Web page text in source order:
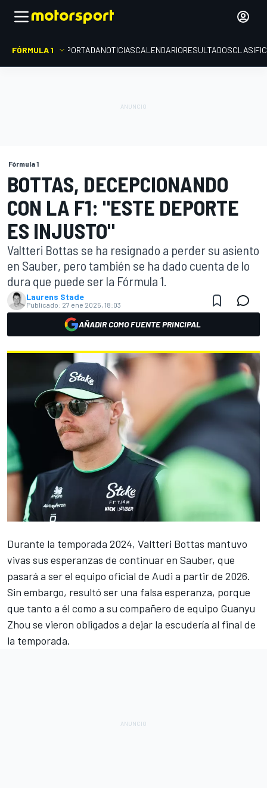
FÓRMULA 1 PORTADANOTICIASCALENDARIORESULTADOS
Fórmula 1
BOTTAS, DECEPCIONANDO
CON LA F1: "ESTE DEPORTE
ES INJUSTO"
Valtteri Bottas se ha resignado a perder su asiento
en Sauber, pero también se ha dado cuenta de lo
dura que puede ser la Fórmula 1.
Laurens Stade
Publicado: 27 ene 2025, 18:03
AÑADIR COMO FUENTE PRINCIPAL
Durante la temporada 2024, Valtteri Bottas mantuvo
vivas sus esperanzas de continuar en Sauber, que
pasará a ser el equipo oficial de Audi a partir de 2026.
Sin embargo, resultó ser una falsa esperanza, porque
que tanto a él como a su compañero de equipo Guanyu
Zhou se vieron obligados a dejar la escudería al final de
la temporada.